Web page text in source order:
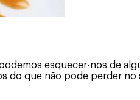
esquecer-nos de
do que não pode perder no